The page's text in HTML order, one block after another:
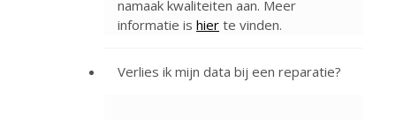
namaak kwaliteiten aan. Meer
informatie is hier te vinden.
Verlies ik mijn data bij een reparatie?